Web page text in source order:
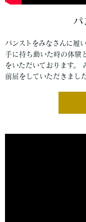
パ
パンストをみなさんに履
手に持ち動いた時の体験
をいただいております。
前屈をしていただきました